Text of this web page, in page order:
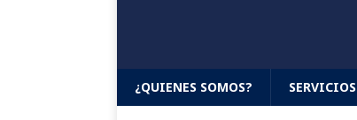
¿QUIENES SOMOS? SERVICIOS